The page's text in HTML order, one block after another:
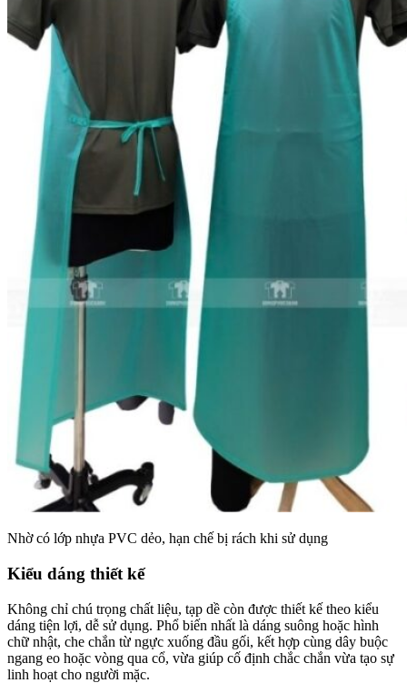
Nhờ có lớp nhựa PVC dẻo, hạn chế bị rách khi sử dụng
Kiểu dáng thiết kế
Không chỉ chú trọng chất liệu, tạp dề còn được thiết kế theo kiểu
dáng tiện lợi, dễ sử dụng. Phổ biến nhất là dáng suông hoặc hình
chữ nhật, che chắn từ ngực xuống đầu gối, kết hợp cùng dây buộc
ngang eo hoặc vòng qua cổ, vừa giúp cố định chắc chắn vừa tạo sự
linh hoạt cho người mặc.